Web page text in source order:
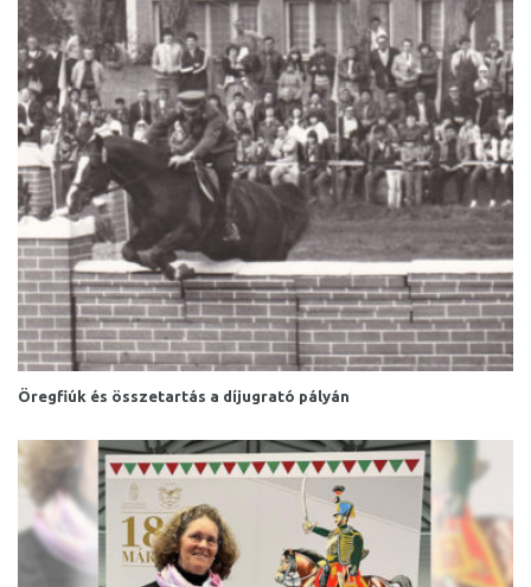
Öregfiúk és összetartás a díjugrató pályán